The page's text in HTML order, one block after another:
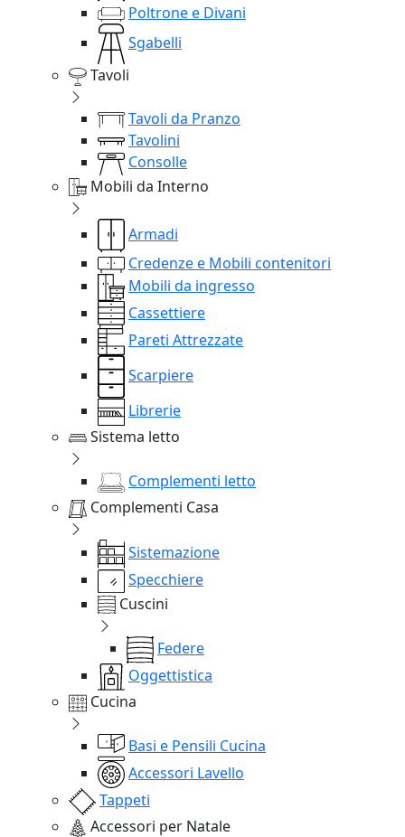
Poltrone e Divani
Sgabelli
Tavoli
Tavoli da Pranzo
Tavolini
Consolle
Mobili da Interno
Armadi
Credenze e Mobili contenitori
Mobili da ingresso
Cassettiere
Pareti Attrezzate
Scarpiere
Librerie
Sistema letto
Complementi letto
Complementi Casa
Sistemazione
Specchiere
Cuscini
Federe
Oggettistica
Cucina
Basi e Pensili Cucina
Accessori Lavello
Tappeti
Accessori per Natale